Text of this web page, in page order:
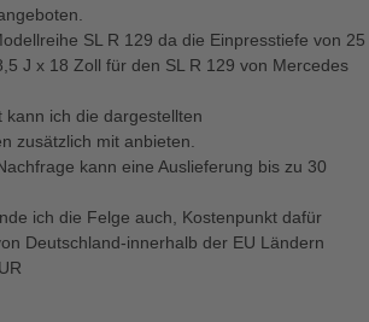
SL R 129 da die Einpresstiefe von 25
J x 18 Zoll für den SL R 129 von Mercedes
kann ich die dargestellten
zusätzlich mit anbieten.
kann eine Auslieferung bis zu 30
ich die Felge auch, Kostenpunkt dafür
Deutschland-innerhalb der EU Ländern